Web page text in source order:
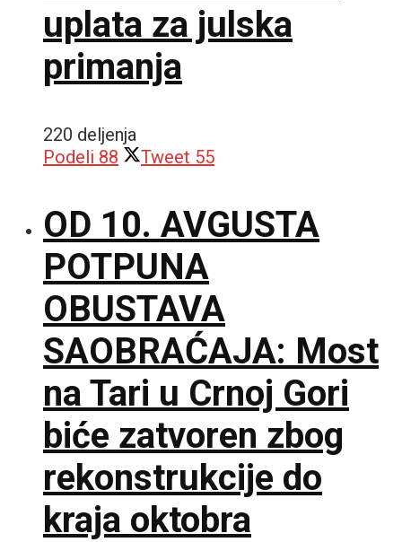
uplata za julska
primanja
220 deljenja
Podeli 88 Tweet 55
OD 10. AVGUSTA
POTPUNA
OBUSTAVA
SAOBRAĆAJA: Most
na Tari u Crnoj Gori
biće zatvoren zbog
rekonstrukcije do
kraja oktobra